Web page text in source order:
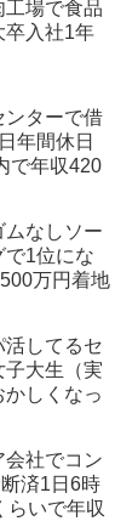
工場で食品
卒入社1年
ンターで借
年間休日
で年収420
ムなしソー
で1位にな
万円着地
してるセ
子大生（実
しくなっ
会社でコン
済1日6時
らいで年収